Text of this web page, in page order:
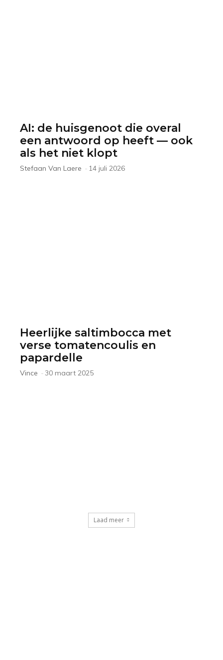
AI: de huisgenoot die overal
een antwoord op heeft — ook
als het niet klopt
Stefaan Van Laere - 14 juli 2026
Heerlijke saltimbocca met
verse tomatencoulis en
papardelle
Vince -30 maart 2025
Laad meer